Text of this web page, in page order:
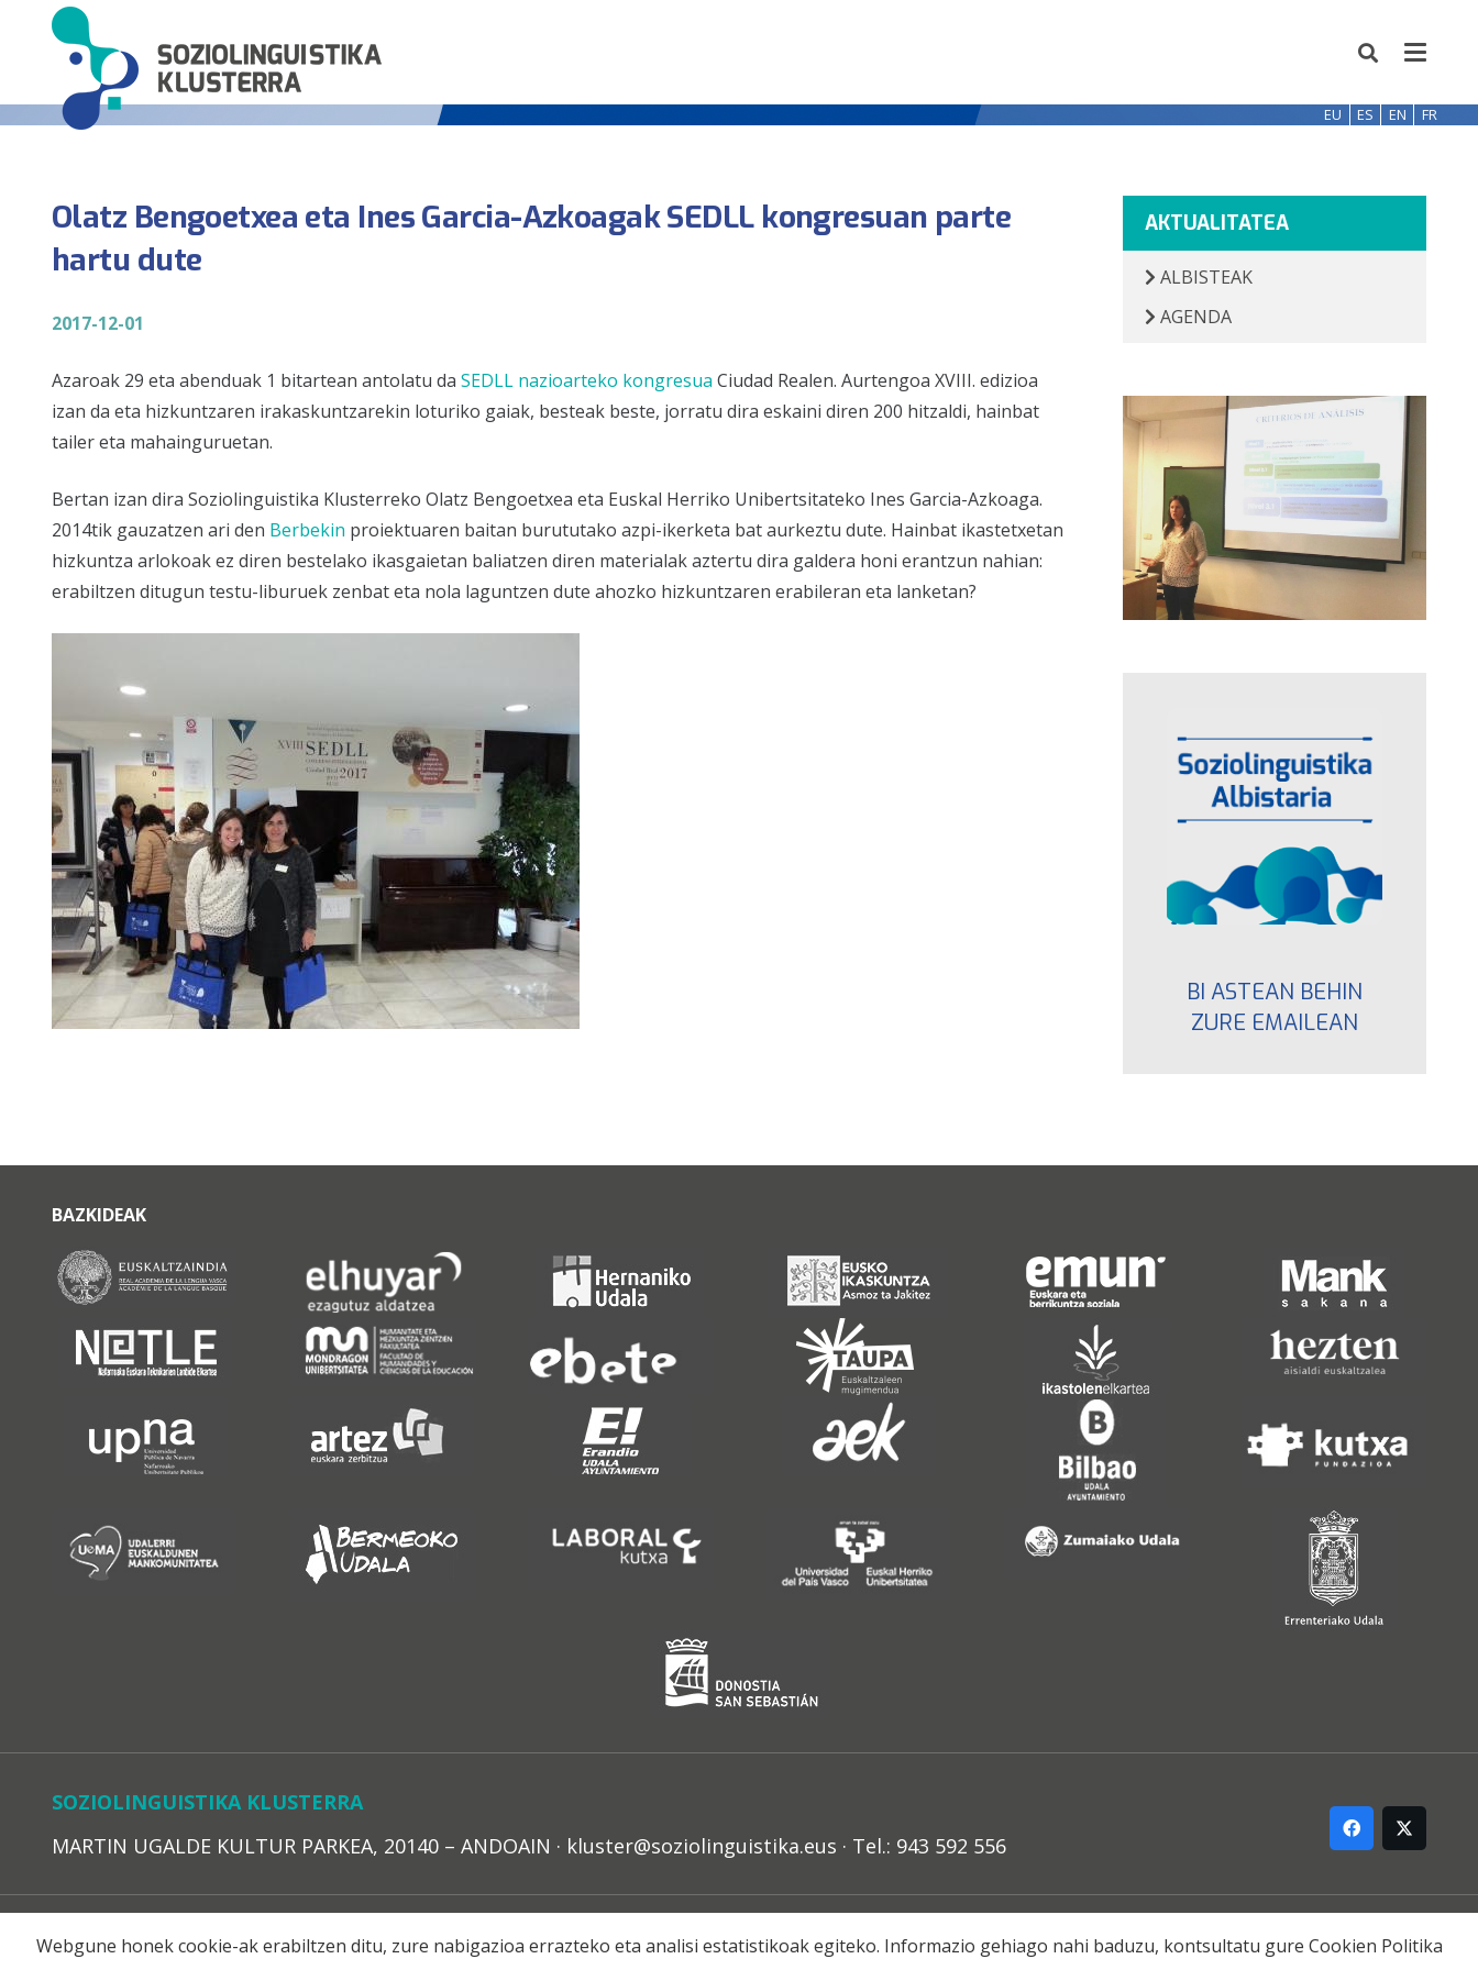
EU ES EN FR
Olatz Bengoetxea eta Ines Garcia-Azkoagak SEDLL kongresuan parte
hartu dute
2017-12-01
Azaroak 29 eta abenduak 1 bitartean antolatu da SEDLL nazioarteko kongresua Ciudad Realen. Aurtengoa XVIII. edizioa
izan da eta hizkuntzaren irakaskuntzarekin loturiko gaiak, besteak beste, jorratu dira eskaini diren 200 hitzaldi, hainbat
tailer eta mahainguruetan.
Bertan izan dira Soziolinguistika Klusterreko Olatz Bengoetxea eta Euskal Herriko Unibertsitateko Ines Garcia-Azkoaga.
2014tik gauzatzen ari den Berbekin proiektuaren baitan burututako azpi-ikerketa bat aurkeztu dute. Hainbat ikastetxetan
hizkuntza arlokoak ez diren bestelako ikasgaietan baliatzen diren materialak aztertu dira galdera honi erantzun nahian:
erabiltzen ditugun testu-liburuek zenbat eta nola laguntzen dute ahozko hizkuntzaren erabileran eta lanketan?
AKTUALITATEA
ALBISTEAK
AGENDA
BI ASTEAN BEHIN
ZURE EMAILEAN
BAZKIDEAK
SOZIOLINGUISTIKA KLUSTERRA
MARTIN UGALDE KULTUR PARKEA, 20140 – ANDOAIN · kluster@soziolinguistika.eus · Tel.: 943 592 556
Webgune honek cookie-ak erabiltzen ditu, zure nabigazioa errazteko eta analisi estatistikoak egiteko. Informazio gehiago nahi baduzu, kontsultatu gure Cookien Politika